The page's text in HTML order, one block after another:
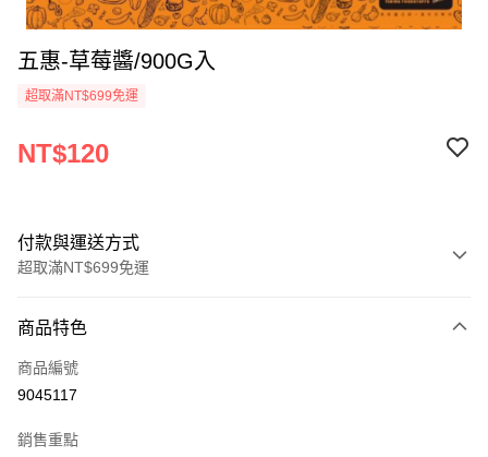
五惠-草莓醬/900G入
超取滿NT$699免運
NT$120
付款與運送方式
超取滿NT$699免運
信用卡一次付款
Apple Pay
運送方式
商品特色
商品編號
9045117
銷售重點